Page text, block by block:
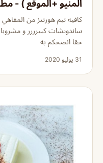
المنيو +الموقع ) -
كافيه تيم هورتنز من
ساندويشات كبيرررر و
حقا انصحكم به
31 يوليو 2020